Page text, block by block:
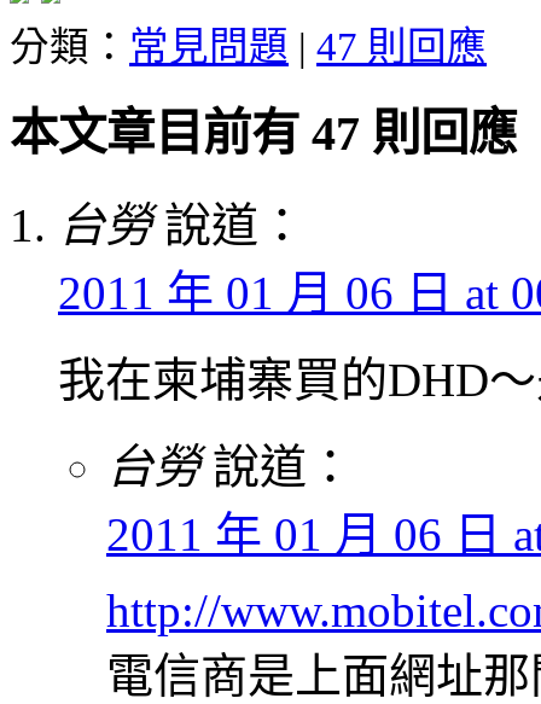
分類： 常見問題 | 47 則回應
本文章目前有 47 則回應
台勞 說道：
2011 年 01 月 06 日 at
我在柬埔寨買的DHD
台勞 說道：
2011 年 01 月 06 日
http://
電信商是上面網址